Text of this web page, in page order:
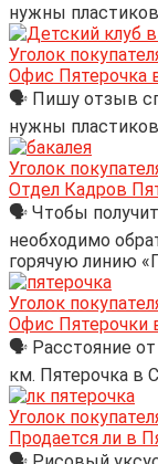
нужны
Уголок
Офис Пятерочка
🗣 Пишу отзыв
нужны
Уголок
Отдел Кадров
🗣 Чтобы
необходимо
горячую линию
Уголок
Офис Пятерочки
🗣 Расстояние от
км. Пятерочка в
Уголок
Продается ли в